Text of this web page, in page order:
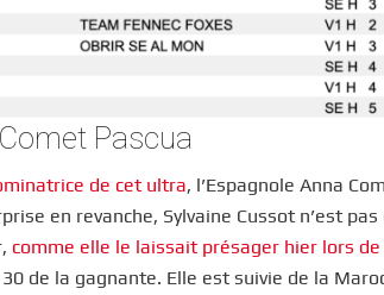
Pascua
de cet ultra, l’Espagnole Anna
en revanche, Sylvaine Cussot n’est
comme elle le laissait présager hier lors de
de la gagnante. Elle est suivie de la